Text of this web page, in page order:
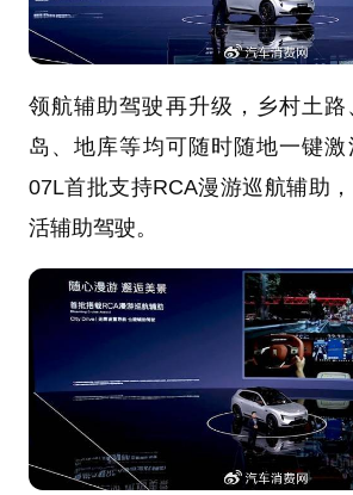
领航辅助驾驶再升级，乡村土
岛、地库等均可随时随地一键激
07L首批支持RCA漫游巡航辅助
活辅助驾驶。